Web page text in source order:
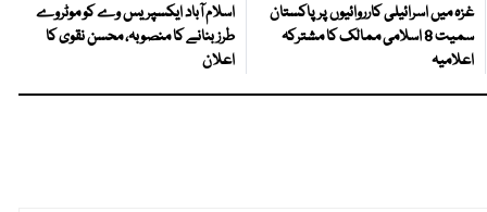
غزہ میں اسرائیلی کارروائیوں پر پاکستان
سمیت 8 اسلامی ممالک کا مشترکہ
اعلامیہ
اسلام آباد ایکسپریس وے کو موٹروے
طرز بنانے کا منصوبہ، محسن نقوی کا
اعلان